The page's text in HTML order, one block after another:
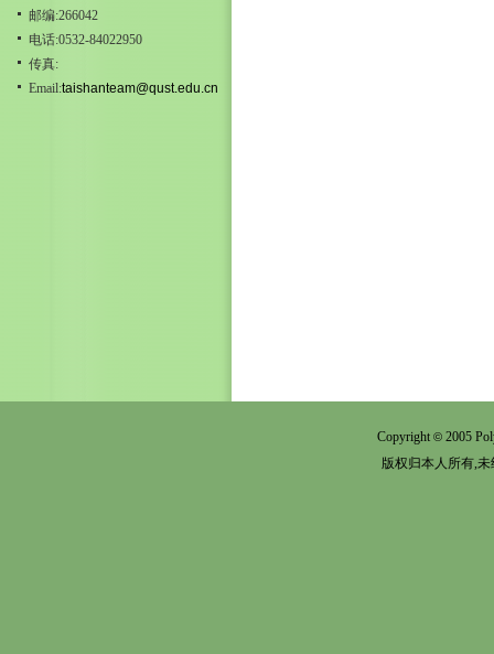
邮编:266042
电话:0532-84022950
传真:
Email:taishanteam@qust.edu.cn
Copyright© 2005
版权归本人所有,